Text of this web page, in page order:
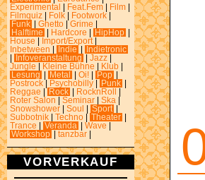
Experimental
Feat.Fem Film
Filmquiz
Folk Footwork
Funk
Ghetto Grime
Halftime
Hardcore HipHop
House
Import/Export
Inbetween
Indie
Indietronic
Infoveranstaltung Jazz
Jungle
Kleine Bühne Klub
Lesung
Metal Oi! Pop
Postrock
Psychobilly Punk
Reggae
Rock RocknRoll
Roter Salon
Seminar Ska
Snowshower
Soul Sport
Subbotnik
Techno Theater
Trance
Veranda Wave
Workshop
tanzbar
VORVERKAUF